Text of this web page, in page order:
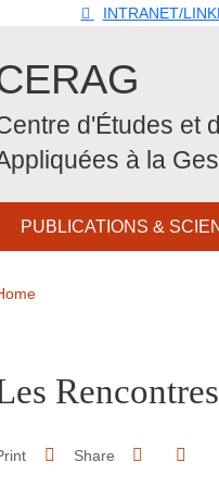
Top
INTRANET/
d'Études et
à la
PUBLICATIONS &
Sidebar
Share Share on